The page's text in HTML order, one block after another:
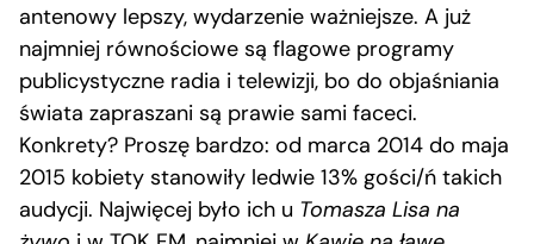
antenowy lepszy, wydarzenie ważniejsze. A już
najmniej równościowe są flagowe programy
publicystyczne radia i telewizji, bo do objaśniania
świata zapraszani są prawie sami faceci.
Konkrety? Proszę bardzo: od marca 2014 do maja
2015 kobiety stanowiły ledwie 13% gości/ń takich
audycji. Najwięcej było ich u Tomasza Lisa na